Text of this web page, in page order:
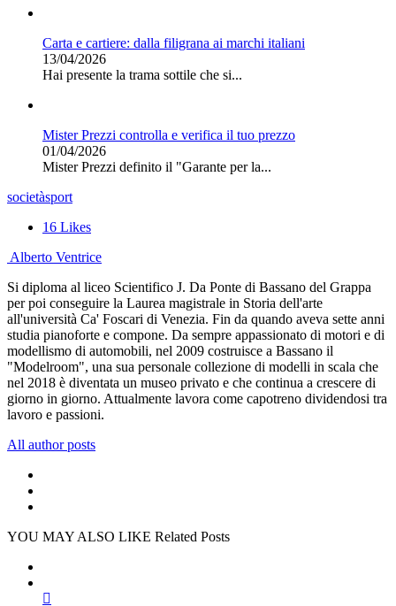
Carta e cartiere: dalla filigrana ai marchi italiani
13/04/2026
Hai presente la trama sottile che si...
Mister Prezzi controlla e verifica il tuo prezzo
01/04/2026
Mister Prezzi definito il "Garante per la...
societàsport
16 Likes
Alberto Ventrice
Si diploma al liceo Scientifico J. Da Ponte di Bassano del Grappa
per poi conseguire la Laurea magistrale in Storia dell'arte
all'università Ca' Foscari di Venezia. Fin da quando aveva sette anni
studia pianoforte e compone. Da sempre appassionato di motori e di
modellismo di automobili, nel 2009 costruisce a Bassano il
"Modelroom", una sua personale collezione di modelli in scala che
nel 2018 è diventata un museo privato e che continua a crescere di
giorno in giorno. Attualmente lavora come capotreno dividendosi tra
lavoro e passioni.
All author posts
YOU MAY ALSO LIKE Related Posts